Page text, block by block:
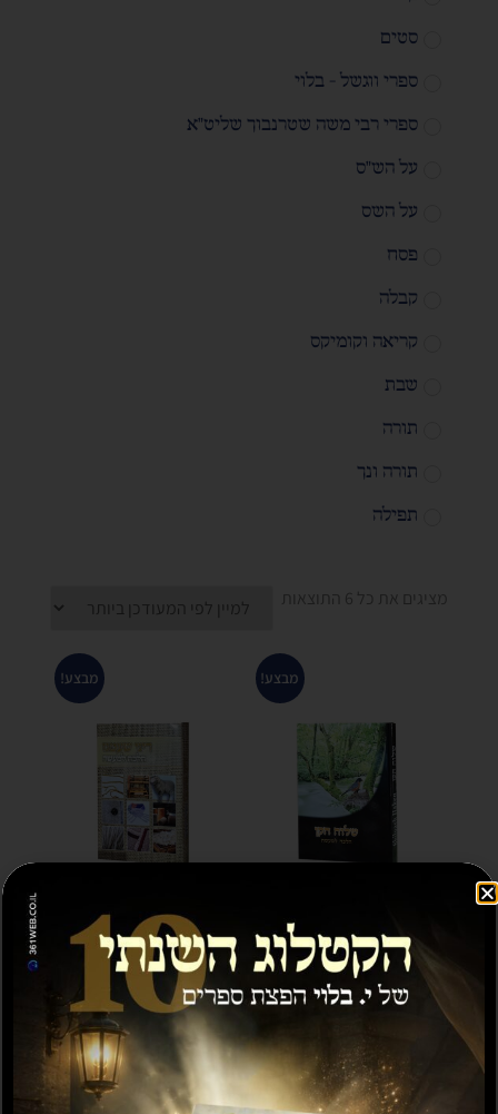
סטים
ספרי ווגשל - בלוי
ספרי רבי משה שטרנבוך שליט"א
על הש"ס
על השס
פסח
קבלה
קריאה וקומיקס
שבת
תורה
תורה ונך
תפילה
מציגים את כל ⁦6⁩ התוצאות
מבצע!
שילוח הקן הלכה
למעשה
₪ 60.00
₪30.00
הוספה לסל
מבצע!
דיני שעטנז הלכה
למעשה
₪60.00
₪30.00
הוספה לסל